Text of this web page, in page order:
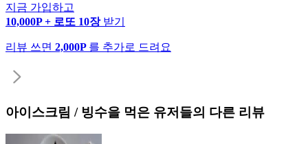
지금 가입하고
10,000P + 로또 10장 받기
리뷰 쓰면 2,000P 를 추가로 드려요
아이스크림 / 빙수을 먹은 유저들의 다른 리뷰